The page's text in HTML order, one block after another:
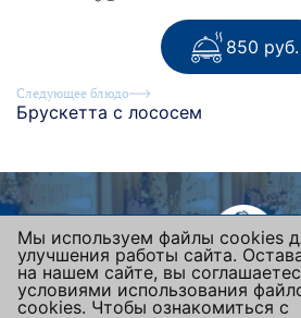
850 руб.
Следующее блюдо
Брускетта с лососем
BLANC DE
Мы используем файлы cookies
улучшения работы сайта.
на нашем сайте, вы
условиями использования
cookies. Чтобы ознакомиться с